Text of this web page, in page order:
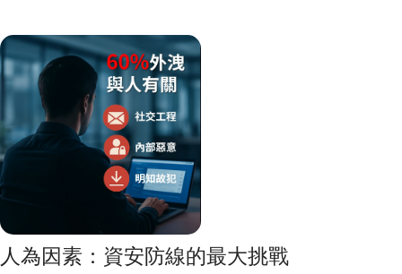
人為因素：資安防線的最大挑戰